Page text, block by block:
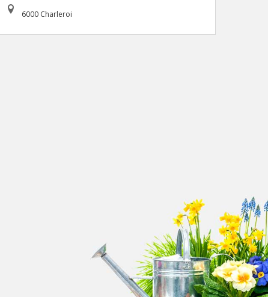
6000 Charleroi